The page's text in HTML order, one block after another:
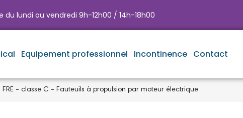
du lundi au vendredi 9h-12h00 / 14h-18h00
Equipement professionnel Incontinence Contact
FRE - classe C - Fauteuils à propulsion par moteur électrique